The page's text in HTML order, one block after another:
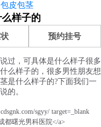
包皮包茎
样子的
预约挂号
过，可具体是什么样子很多
么样子的，很多男性朋友想
是什么样子的?下面我们一
的。